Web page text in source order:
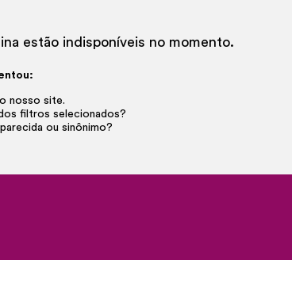
estão indisponíveis no momento.
nosso site.
filtros selecionados?
ou sinônimo?